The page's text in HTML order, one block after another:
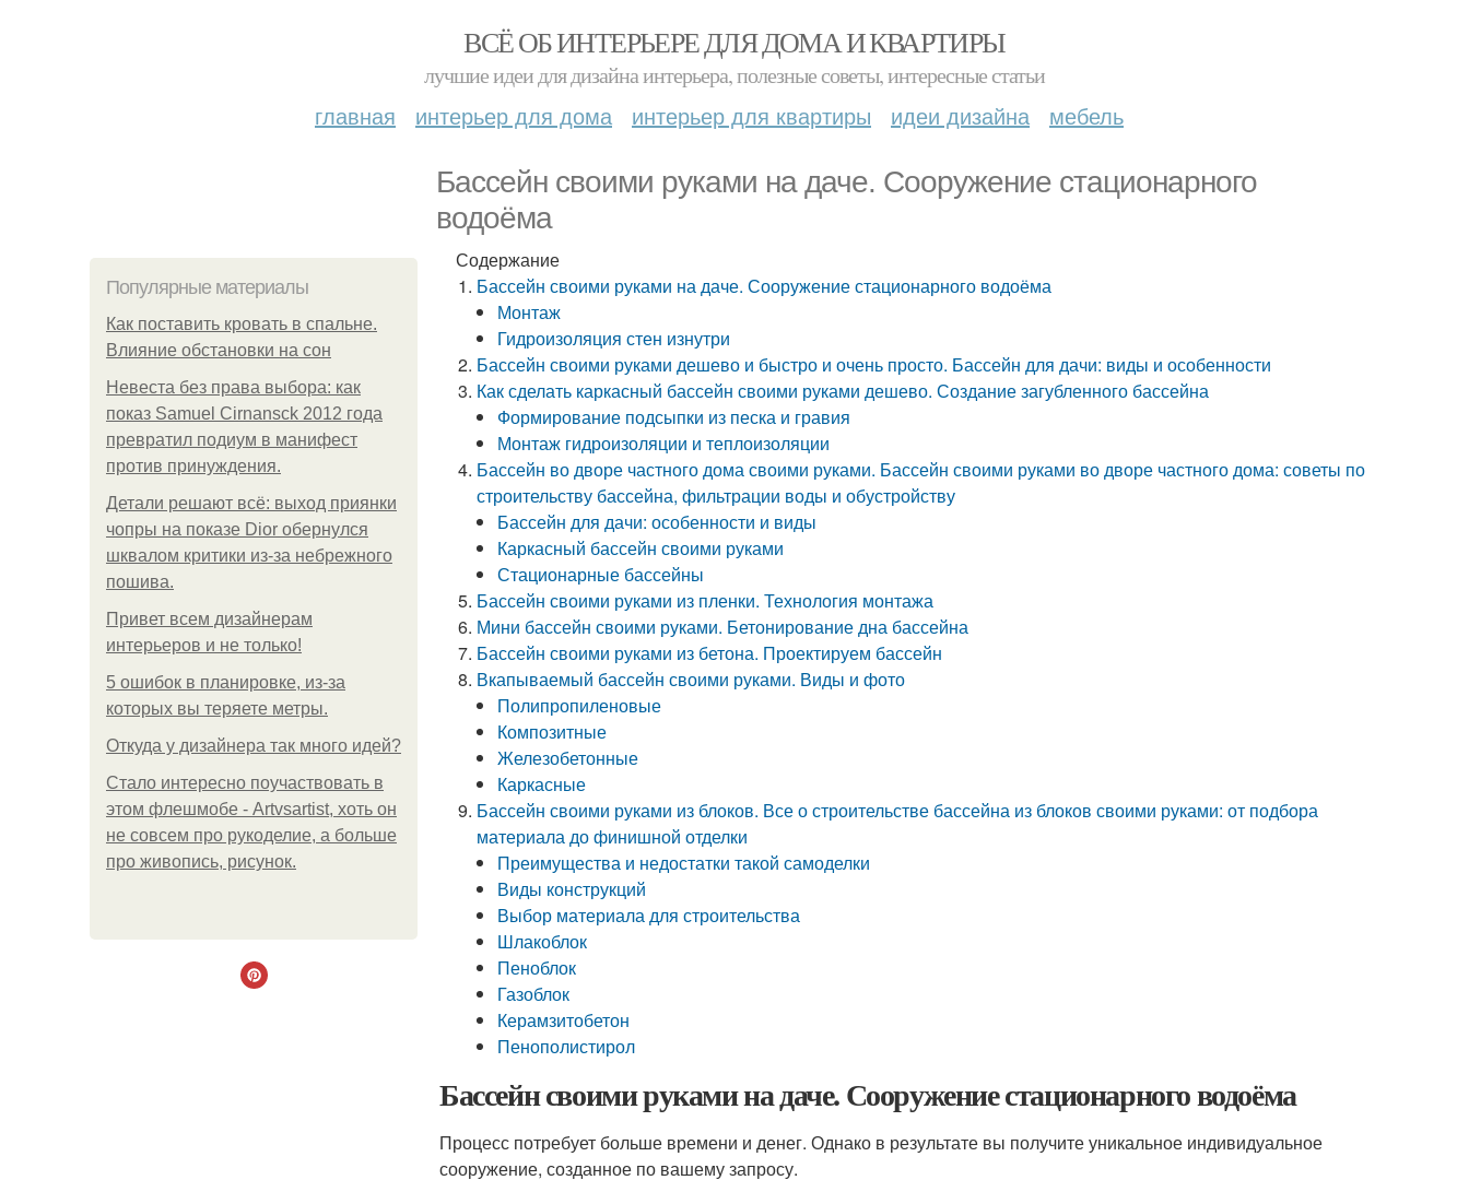
ВСЁ ОБ ИНТЕРЬЕРЕ ДЛЯ ДОМА И КВАРТИРЫ
лучшие идеи для дизайна интерьера, полезные советы, интересные статьи
главная интерьер для дома интерьер для квартиры идеи дизайна мебель
Бассейн своими руками на даче. Сооружение стационарного
водоёма
Популярные материалы
Как поставить кровать в спальне.
Влияние обстановки на сон
Невеста без права выбора: как
показ Samuel Cirnansck 2012 года
превратил подиум в манифест
против принуждения.
Детали решают всё: выход приянки
чопры на показе Dior обернулся
шквалом критики из-за небрежного
пошива.
Привет всем дизайнерам
интерьеров и не только!
5 ошибок в планировке, из-за
которых вы теряете метры.
Откуда у дизайнера так много идей?
Стало интересно поучаствовать в
этом флешмобе - Artvsartist, хоть он
не совсем про рукоделие, а больше
про живопись, рисунок.
Содержание
Бассейн своими руками на даче. Сооружение стационарного водоёма
Монтаж
Гидроизоляция стен изнутри
Бассейн своими руками дешево и быстро и очень просто. Бассейн для дачи: виды и особенности
Как сделать каркасный бассейн своими руками дешево. Создание загубленного бассейна
Формирование подсыпки из песка и гравия
Монтаж гидроизоляции и теплоизоляции
Бассейн во дворе частного дома своими руками. Бассейн своими руками во дворе частного дома: советы по
строительству бассейна, фильтрации воды и обустройству
Бассейн для дачи: особенности и виды
Каркасный бассейн своими руками
Стационарные бассейны
Бассейн своими руками из пленки. Технология монтажа
Мини бассейн своими руками. Бетонирование дна бассейна
Бассейн своими руками из бетона. Проектируем бассейн
Вкапываемый бассейн своими руками. Виды и фото
Полипропиленовые
Композитные
Железобетонные
Каркасные
Бассейн своими руками из блоков. Все о строительстве бассейна из блоков своими руками: от подбора
материала до финишной отделки
Преимущества и недостатки такой самоделки
Виды конструкций
Выбор материала для строительства
Шлакоблок
Пеноблок
Газоблок
Керамзитобетон
Пенополистирол
Бассейн своими руками на даче. Сооружение стационарного водоёма
Процесс потребует больше времени и денег. Однако в результате вы получите уникальное индивидуальное
сооружение, созданное по вашему запросу.